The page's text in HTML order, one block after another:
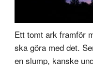
Ett tomt ark framför
ska göra med det.
en slump, kanske